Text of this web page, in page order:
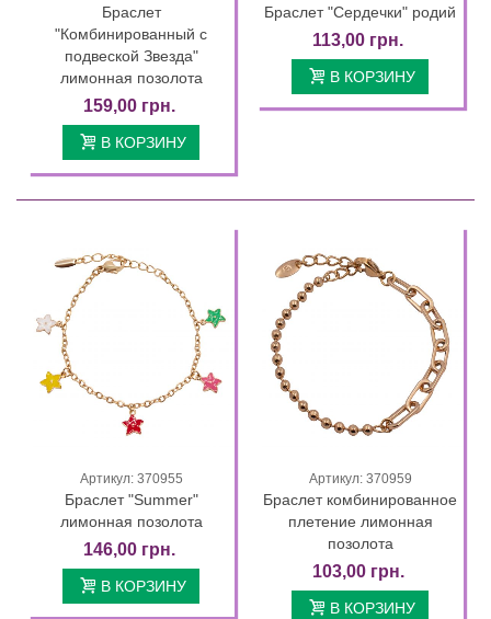
Браслет
"Комбинированный с
подвеской Звезда"
лимонная позолота
159,00 грн.
В КОРЗИНУ
Браслет "Сердечки" родий
113,00 грн.
В КОРЗИНУ
Артикул: 370955
Браслет "Summer"
лимонная позолота
146,00 грн.
В КОРЗИНУ
Артикул: 370959
Браслет комбинированное
плетение лимонная
позолота
103,00 грн.
В КОРЗИНУ